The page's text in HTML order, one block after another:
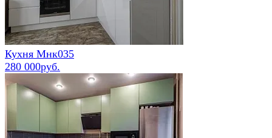
Кухня Мнк035
280 000руб.